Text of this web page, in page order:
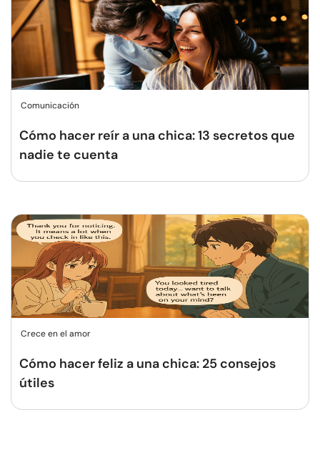
Comunicación
Cómo hacer reír a una chica: 13 secretos que
nadie te cuenta
Crece en el amor
Cómo hacer feliz a una chica: 25 consejos
útiles